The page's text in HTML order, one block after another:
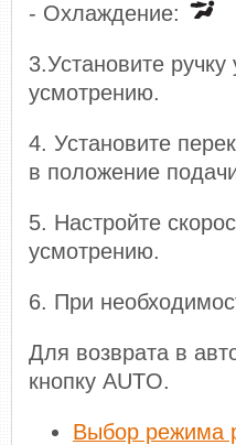
- Охлаждение:
3.Установите
усмотрению.
4. Установите
в положение
5. Настройте
усмотрению.
6. При
Для возврата в
кнопку AUTO.
Выбор режима